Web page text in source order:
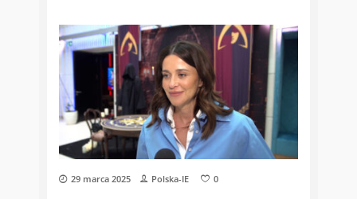
29 marca 2025 Polska-IE 0